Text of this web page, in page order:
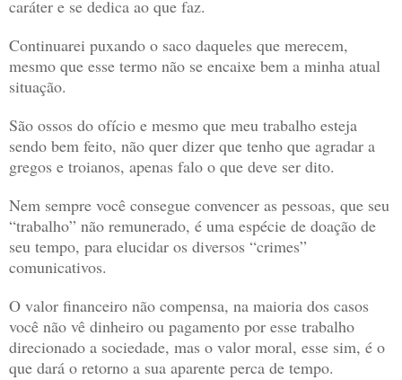
caráter e se dedica ao que faz.
Continuarei puxando o saco daqueles que merecem,
mesmo que esse termo não se encaixe bem a minha atual
situação.
São ossos do ofício e mesmo que meu trabalho esteja
sendo bem feito, não quer dizer que tenho que agradar a
gregos e troianos, apenas falo o que deve ser dito.
Nem sempre você consegue convencer as pessoas, que seu
“trabalho” não remunerado, é uma espécie de doação de
seu tempo, para elucidar os diversos “crimes”
comunicativos.
O valor financeiro não compensa, na maioria dos casos
você não vê dinheiro ou pagamento por esse trabalho
direcionado a sociedade, mas o valor moral, esse sim, é o
que dará o retorno a sua aparente perca de tempo.